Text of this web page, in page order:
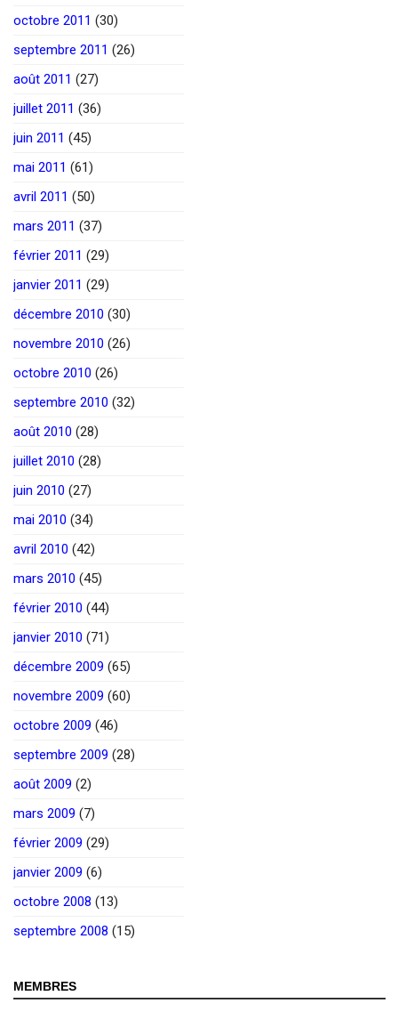
octobre 2011 (30)
septembre 2011 (26)
août 2011 (27)
juillet 2011 (36)
juin 2011 (45)
mai 2011 (61)
avril 2011 (50)
mars 2011 (37)
février 2011 (29)
janvier 2011 (29)
décembre 2010 (30)
novembre 2010 (26)
octobre 2010 (26)
septembre 2010 (32)
août 2010 (28)
juillet 2010 (28)
juin 2010 (27)
mai 2010 (34)
avril 2010 (42)
mars 2010 (45)
février 2010 (44)
janvier 2010 (71)
décembre 2009 (65)
novembre 2009 (60)
octobre 2009 (46)
septembre 2009 (28)
août 2009 (2)
mars 2009 (7)
février 2009 (29)
janvier 2009 (6)
octobre 2008 (13)
septembre 2008 (15)
MEMBRES